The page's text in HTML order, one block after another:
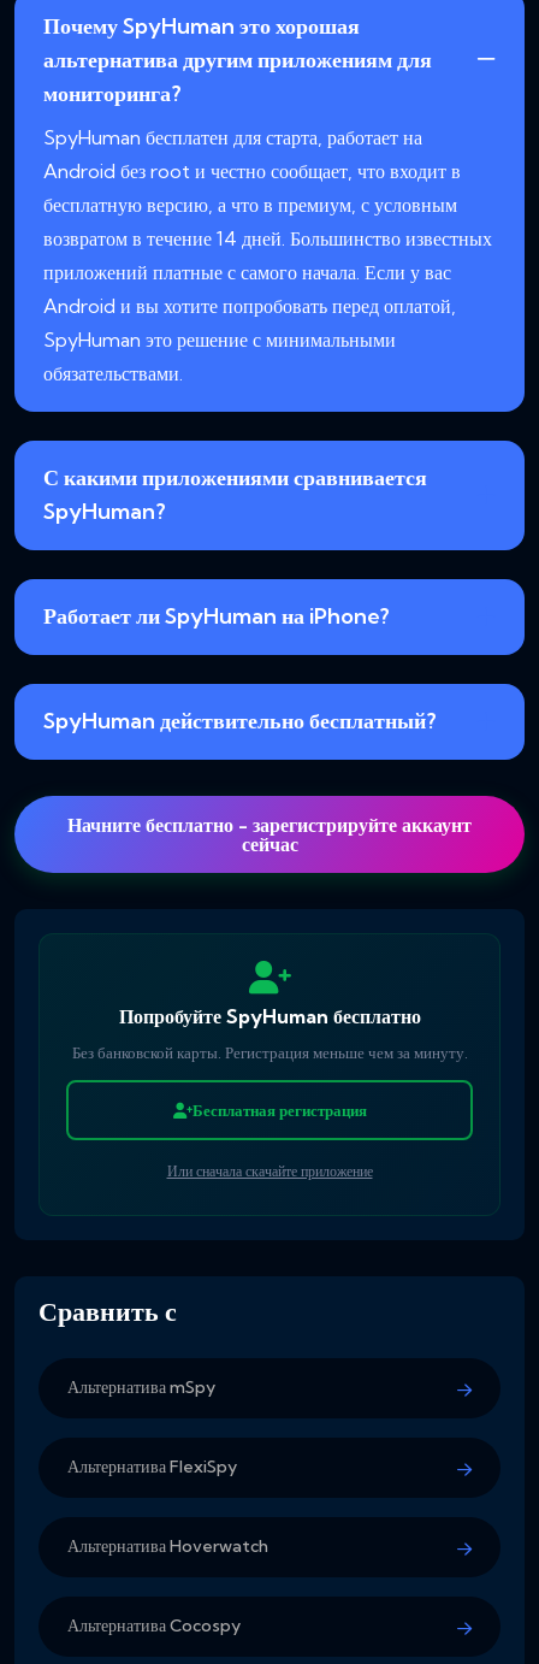
Почему SpyHuman это хорошая
альтернатива другим приложениям для
мониторинга?
SpyHuman бесплатен для старта, работает на
Android без root и честно сообщает, что входит в
бесплатную версию, а что в премиум, с условным
возвратом в течение 14 дней. Большинство известных
приложений платные с самого начала. Если у вас
Android и вы хотите попробовать перед оплатой,
SpyHuman это решение с минимальными
обязательствами.
С какими приложениями сравнивается
SpyHuman?
Работает ли SpyHuman на iPhone?
SpyHuman действительно бесплатный?
Начните бесплатно - зарегистрируйте аккаунт
сейчас
Попробуйте SpyHuman бесплатно
Без банковской карты. Регистрация меньше чем за минуту.
Бесплатная регистрация
Или сначала скачайте приложение
Сравнить с
Альтернатива mSpy
Альтернатива FlexiSpy
Альтернатива Hoverwatch
Альтернатива Cocospy